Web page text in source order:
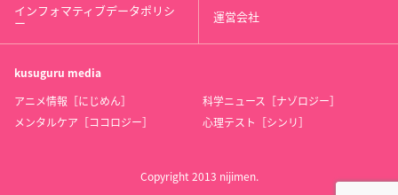
インフォマティブデータポリシ
ー 運営会社
kusuguru media
アニメ情報［にじめん］
科学ニュース［ナゾロジー］
メンタルケア［ココロジー］
心理テスト［シンリ］
Copyright 2013 nijimen.